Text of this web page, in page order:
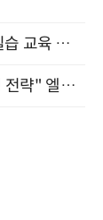
현업에서 바로 쓰는 "하네스 엔지니어링" 실습 교육 워크숍 8월 20일 개최
"AI ROI 시대, 투자 성과 높이는 기업 AI 실행 전략" 엘타워 6층 (9월 18일)